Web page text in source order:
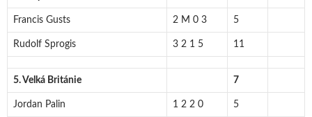
Francis Gusts 2 M 0 3 5
Rudolf Sprogis 3 2 1 5 11
5. Velká Británie 7
Jordan Palin 1 2 2 0 5